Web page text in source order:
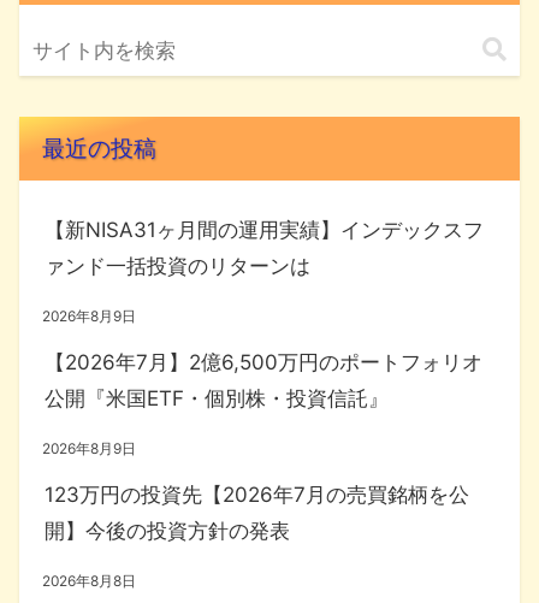
最近の投稿
【新NISA31ヶ月間の運用実績】インデックスフ
ァンド一括投資のリターンは
2026年8月9日
【2026年7月】2億6,500万円のポートフォリオ
公開『米国ETF・個別株・投資信託』
2026年8月9日
123万円の投資先【2026年7月の売買銘柄を公
開】今後の投資方針の発表
2026年8月8日